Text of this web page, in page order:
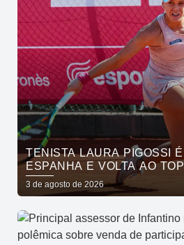
TENISTA LAURA PIGOSSI
ESPANHA E VOLTA AO
3 de agosto de 2026